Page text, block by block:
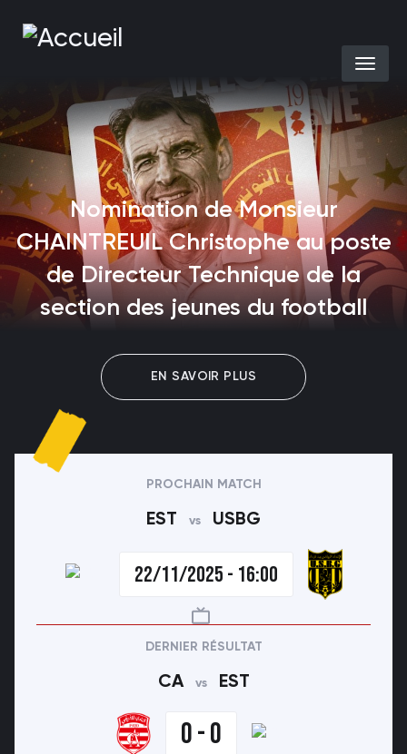
Select
Nomination de Monsieur
CHAINTREUIL Christophe au poste
de Directeur Technique de la
section des jeunes du football
EN SAVOIR PLUS
PROCHAIN MATCH
EST vs USBG
22/11/2025 - 16:00
DERNIER RÉSULTAT
CA vs EST
0 - 0